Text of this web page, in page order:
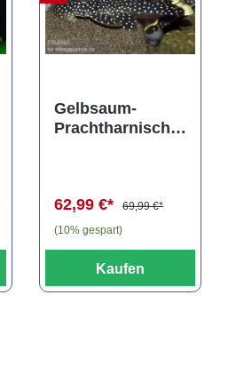
Gelbsaum-
Prachtharnischw
62,99 €*
69,99 €*
(10% gespart)
Kaufen